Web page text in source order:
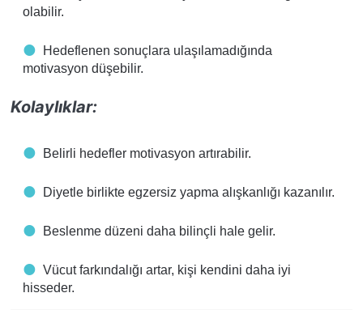
olabilir.
Hedeflenen sonuçlara ulaşılamadığında
motivasyon düşebilir.
Kolaylıklar:
Belirli hedefler motivasyon artırabilir.
Diyetle birlikte egzersiz yapma alışkanlığı kazanılır.
Beslenme düzeni daha bilinçli hale gelir.
Vücut farkındalığı artar, kişi kendini daha iyi
hisseder.